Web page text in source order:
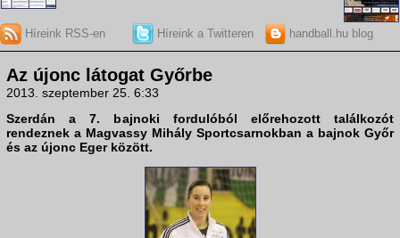
Híreink RSS-en Híreink a Twitteren handball.hu blog
Az újonc látogat Győrbe
2013. szeptember 25. 6:33
Szerdán a 7. bajnoki fordulóból előrehozott találkozót
rendeznek a Magvassy Mihály Sportcsarnokban a bajnok Győr
és az újonc Egerközött.